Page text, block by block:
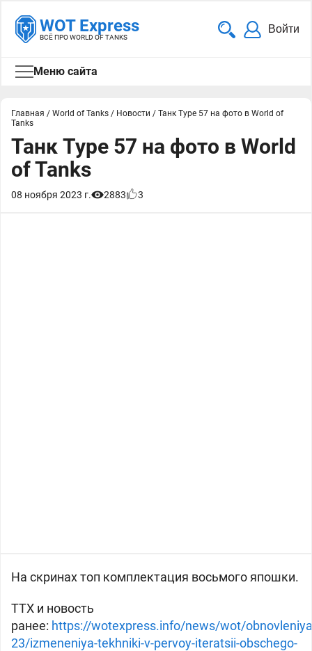
WOT Express
ВСЁ ПРО WORLD OF TANKS
Войти
Меню сайта
Главная / World of Tanks / Новости / Танк Type 57 на фото в World of
Tanks
Танк Type 57 на фото в World
of Tanks
08 ноября 2023 г. 2883 3
На скринах топ комплектация восьмого япошки.
ТТХ и новость
ранее: https://wotexpress.info/news/wot/
23/izmeneniya-tekhniki-v-pervoy-iteratsii-obschego-